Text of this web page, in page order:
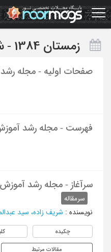
Skip
to
main
زمستان 1384 - شماره 5
صفحات اولیه - مجله
فهرست - مجله رشد
سرآغاز - مجله رشد
سرمقاله
نویسنده : شریف زاده، سید
چکیده
مقالات مرتبط